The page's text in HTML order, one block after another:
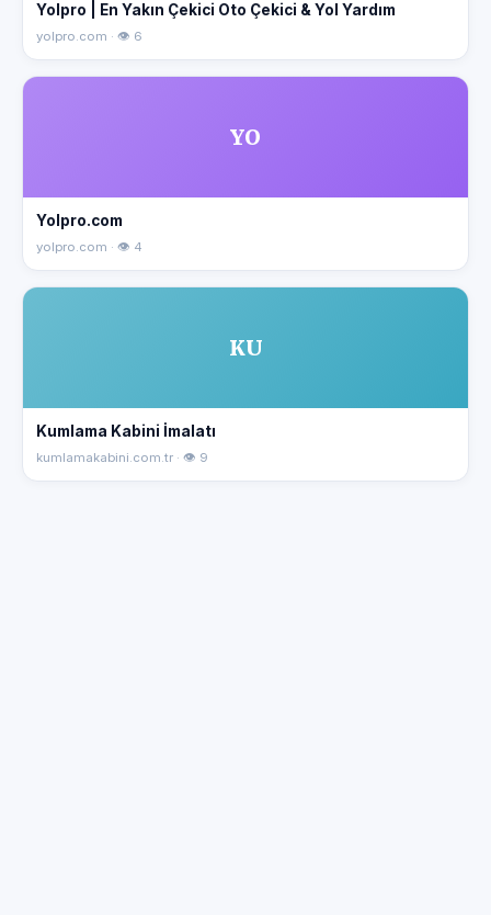
Yolpro | En Yakın Çekici Oto Çekici & Yol Yardım
yolpro.com · 👁 6
YO
Yolpro.com
yolpro.com · 👁 4
KU
Kumlama Kabini İmalatı
kumlamakabini.com.tr · 👁 9